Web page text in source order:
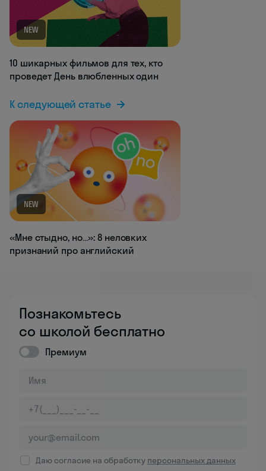
NEW
10 шикарных фильмов для тех, кто
проведет День влюбленных один
К следующей статье
NEW
«Мне стыдно, но…»: 8 неловких
признаний про английский
Познакомьтесь
со школой бесплатно
Премиум
Даю согласие на обработку персональных данных